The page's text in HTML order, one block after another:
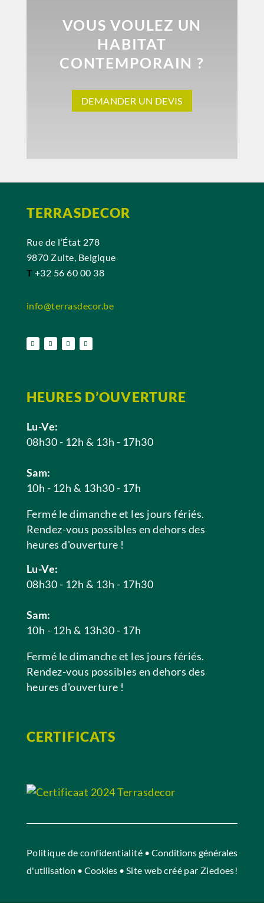
VOUS VOULEZ UN
HABITAT
CONTEMPORAIN ?
DEMANDER UN DEVIS
TERRASDECOR
Rue de l’État 278
9870 Zulte, Belgique
T +32 56 60 00 38
info@terrasdecor.be
HEURES D’OUVERTURE
Lu-Ve:
08h30 - 12h & 13h - 17h30
Sam:
10h - 12h & 13h30 - 17h
Fermé le dimanche et les jours fériés.
Rendez-vous possibles en dehors des
heures d'ouverture !
Lu-Ve:
08h30 - 12h & 13h - 17h30
Sam:
10h - 12h & 13h30 - 17h
Fermé le dimanche et les jours fériés.
Rendez-vous possibles en dehors des
heures d'ouverture !
CERTIFICATS
Politique de confidentialité • Conditions générales
d'utilisation • Cookies • Site web créé par Ziedoes!